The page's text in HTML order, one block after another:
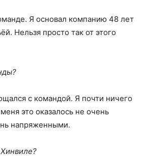
Я основал компанию 48 лет
Нельзя просто так от этого
с командой. Я почти ничего
это оказалось не очень
напряженными.